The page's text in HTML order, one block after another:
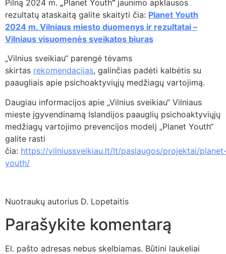
Pilną 2024 m. „Planet Youth“ jaunimo apklausos
rezultatų ataskaitą galite skaityti čia: Planet Youth
2024 m. Vilniaus miesto duomenys ir rezultatai –
Vilniaus visuomenės sveikatos biuras
„Vilnius sveikiau“ parengė tėvams
skirtas rekomendacijas, galinčias padėti kalbėtis su
paaugliais apie psichoaktyviųjų medžiagų vartojimą.
Daugiau informacijos apie „Vilnius sveikiau“ Vilniaus
mieste įgyvendinamą Islandijos paauglių psichoaktyviųjų
medžiagų vartojimo prevencijos modelį „Planet Youth“
galite rasti
čia: https://vilniussveikiau.lt/lt/paslaugos/projektai/
youth/
Nuotraukų autorius D. Lopetaitis
Parašykite komentarą
El. pašto adresas nebus skelbiamas. Būtini laukeliai